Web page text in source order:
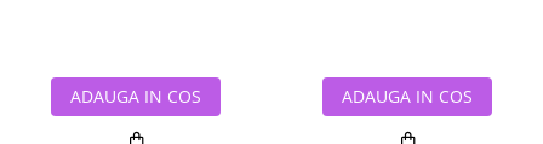
ADAUGA IN COS ADAUGA IN COS